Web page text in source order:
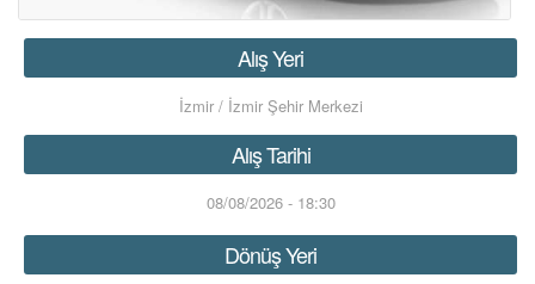
İLETİŞİM
ÜYE GİRİŞİ / KAYIT
Alış Yeri
İzmir / İzmir Şehir Merkezi
Alış Tarihi
08/08/2026 - 18:30
Dönüş Yeri